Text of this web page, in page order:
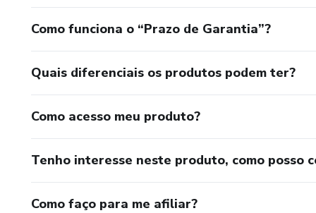
⸻
📲 Acesso instantâneo,
Como funciona o “Prazo de Garantia”?
Quais diferenciais os produtos podem ter?
Como acesso meu produto?
Tenho interesse neste produto, como posso
Como faço para me afiliar?